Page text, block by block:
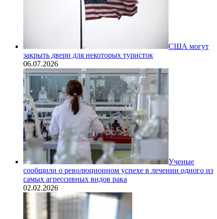
США могут
закрыть двери для некоторых туристок
06.07.2026
Ученые
сообщили о революционном успехе в лечении одного из
самых агрессивных видов рака
02.02.2026